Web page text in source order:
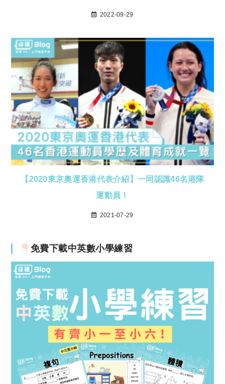
2022-09-29
【2020東京奧運香港代表介紹】一同認識46名港隊
運動員！
2021-07-29
免費下載中英數小學練習